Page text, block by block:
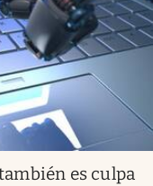
es culpa